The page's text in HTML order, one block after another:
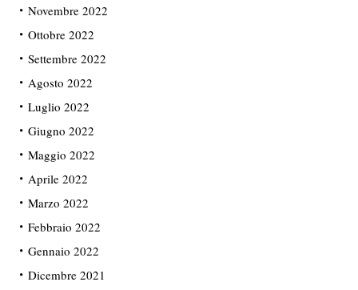
Novembre 2022
Ottobre 2022
Settembre 2022
Agosto 2022
Luglio 2022
Giugno 2022
Maggio 2022
Aprile 2022
Marzo 2022
Febbraio 2022
Gennaio 2022
Dicembre 2021